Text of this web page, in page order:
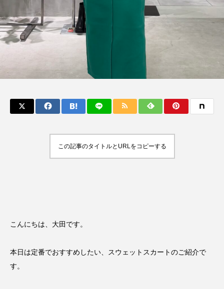
この記事のタイトルとURLをコピーする
こんにちは、大田です。
本日は定番でおすすめしたい、スウェットスカートのご紹介で
す。